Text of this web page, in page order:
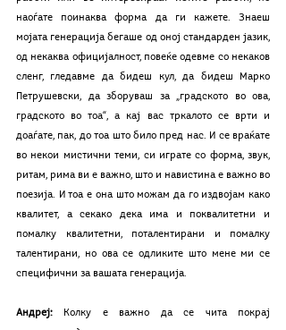
наоѓате поинаква форма да ги кажете. Знаеш
мојата генерација бегаше од оној стандарден јазик,
од некаква официјалност, повеќе одевме со некаков
сленг, гледавме да бидеш кул, да бидеш Марко
Петрушевски, да зборуваш за „градското во ова,
градското во тоа“, а кај вас тркалото се врти и
доаѓате, пак, до тоа што било пред нас. И се враќате
во некои мистични теми, си играте со форма, звук,
ритам, рима ви е важно, што и навистина е важно во
поезија. И тоа е она што можам да го издвојам како
квалитет, а секако дека има и поквалитетни и
помалку квалитетни, поталентирани и помалку
талентирани, но ова се одликите што мене ми се
специфични за вашата генерација.
Андреј: Колку е важно да се чита покрај